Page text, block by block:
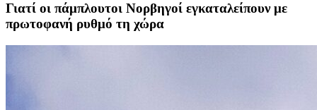
Γιατί οι πάμπλουτοι Νορβηγοί εγκαταλείπουν με
πρωτοφανή ρυθμό τη χώρα